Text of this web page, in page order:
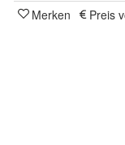
Merken Preis